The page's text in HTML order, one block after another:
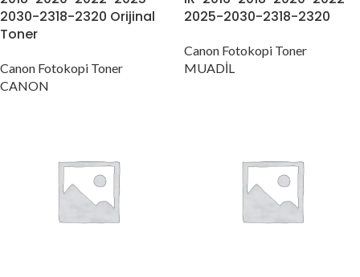
2030-2318-2320 Orijinal
Toner
Canon Fotokopi Toner
CANON
2025-2030-2318-2320
Canon Fotokopi Toner
MUADİL